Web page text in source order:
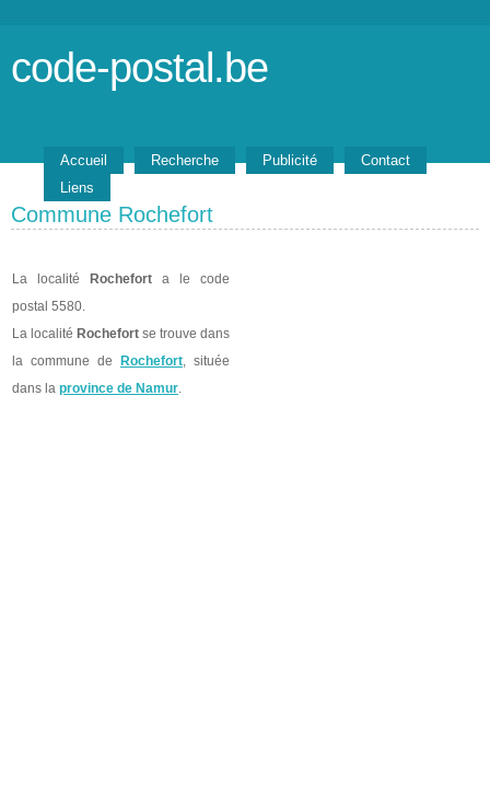
code-postal.be
Accueil Recherche Publicité
Contact
Liens
Commune Rochefort
La localité Rochefort a le code
postal 5580.
La localité Rochefort se trouve dans
la commune de
Rochefort, située
dans la province de Namur.